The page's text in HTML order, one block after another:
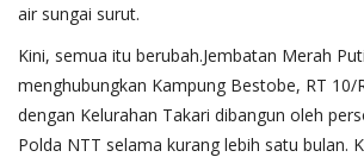
air sungai surut.
Kini, semua itu berubah.Jembatan Merah
menghubungkan Kampung Bestobe, RT 10/
dengan Kelurahan Takari dibangun oleh
Polda NTT selama kurang lebih satu bulan.